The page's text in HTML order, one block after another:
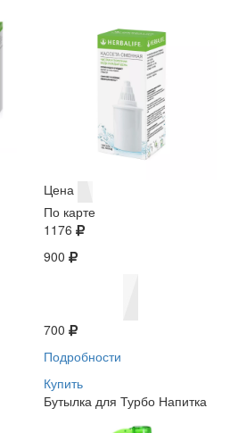
Цена
По карте
1176
900
700
Подробности
Купить
Бутылка для Турбо Напитка